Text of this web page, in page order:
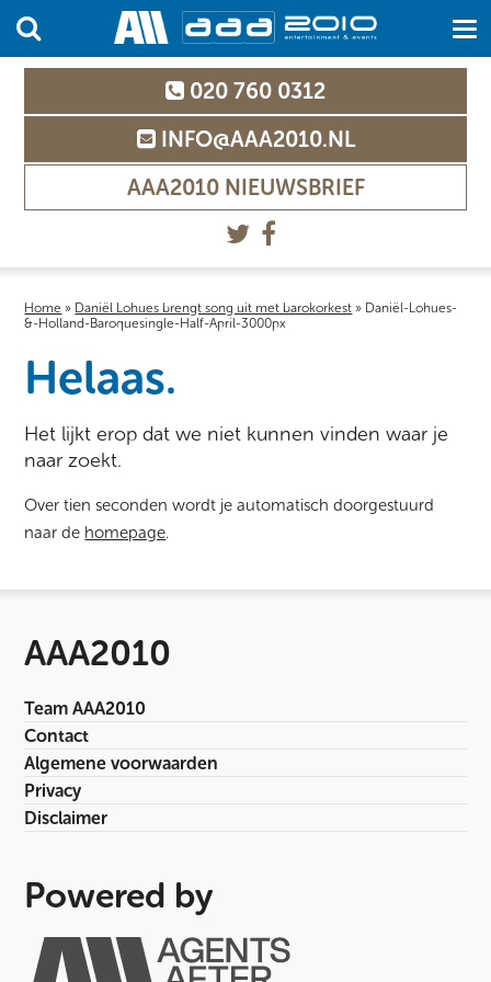
020 760 0312
INFO@AAA2010.NL
AAA2010 NIEUWSBRIEF
Home » Daniël Lohues brengt song uit met barokorkest » Daniël-Lohues-
&-Holland-Baroquesingle-Half-April-3000px
Helaas.
Het lijkt erop dat we niet kunnen vinden waar je
naar zoekt.
Over tien seconden wordt je automatisch doorgestuurd
naar de homepage.
AAA2010
Team AAA2010
Contact
Algemene voorwaarden
Privacy
Disclaimer
Powered by